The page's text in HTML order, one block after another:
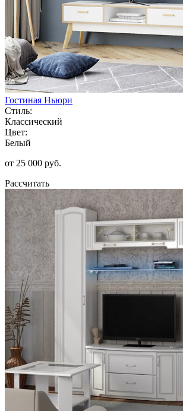
Гостиная Ньюри
Стиль:
Классический
Цвет:
Белый
от 25 000 руб.
Рассчитать